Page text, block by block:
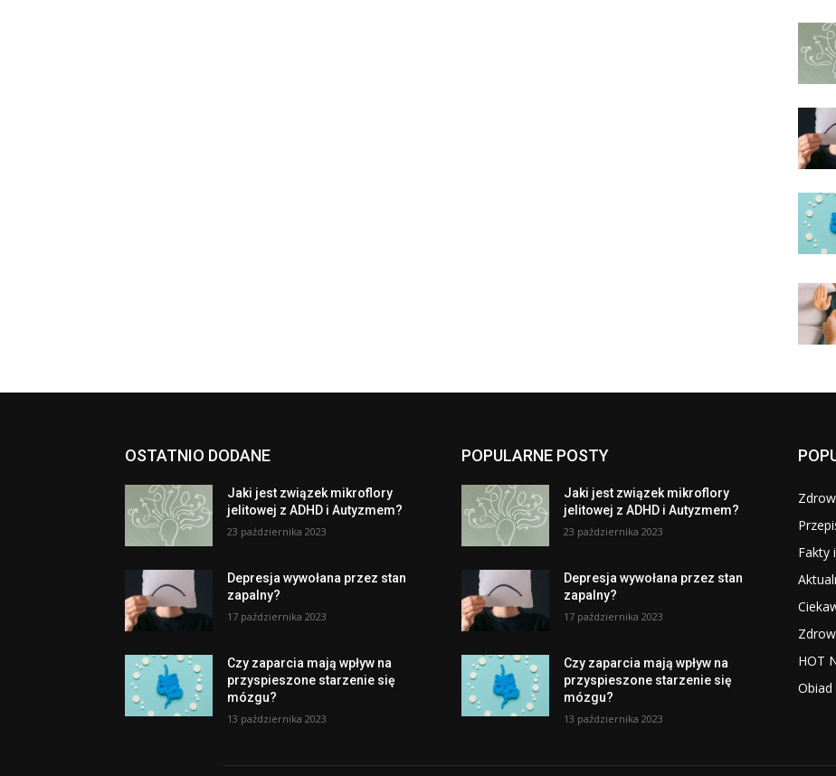
OSTATNIO DODANE
Jaki jest związek mikroflory
jelitowej z ADHD i Autyzmem?
23 października 2023
Depresja wywołana przez stan
zapalny?
17 października 2023
Czy zaparcia mają wpływ na
przyspieszone starzenie się
mózgu?
13 października 2023
POPULARNE POSTY
Jaki jest związek mikroflory
jelitowej z ADHD i Autyzmem?
23 października 2023
Depresja wywołana przez stan
zapalny?
17 października 2023
Czy zaparcia mają wpływ na
przyspieszone starzenie się
mózgu?
13 października 2023
Fakty
HOT
Obiad